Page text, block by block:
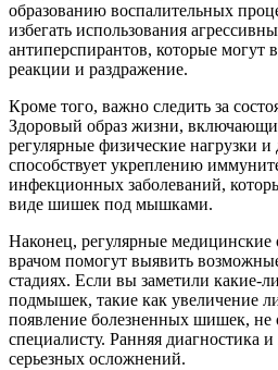
образованию воспалительных
избегать использования
антиперспирантов, которые могут
реакции и раздражение.
Кроме того, важно следить за
Здоровый образ жизни,
регулярные физические нагрузки
способствует укреплению
инфекционных заболеваний,
виде шишек под мышками.
Наконец, регулярные медицинские
врачом помогут выявить
стадиях. Если вы заметили какие-
подмышек, такие как увеличение
появление болезненных шишек, не
специалисту. Ранняя диагностика
серьезных осложнений.